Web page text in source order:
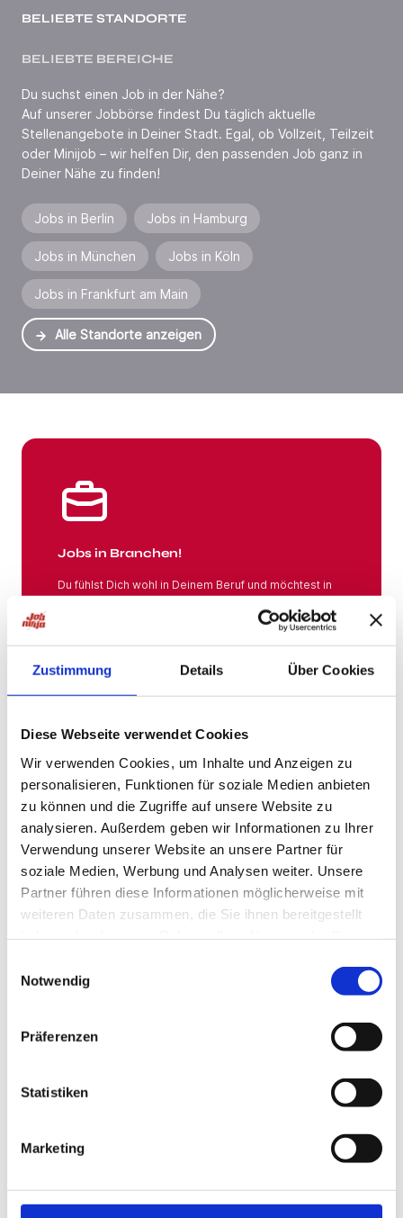
Zustimmung Details Über Cookies
Diese Webseite verwendet Cookies
Wir verwenden Cookies, um Inhalte und Anzeigen zu
personalisieren, Funktionen für soziale Medien anbieten
zu können und die Zugriffe auf unsere Website zu
analysieren. Außerdem geben wir Informationen zu Ihrer
Verwendung unserer Website an unsere Partner für
soziale Medien, Werbung und Analysen weiter. Unsere
Partner führen diese Informationen möglicherweise mit
weiteren Daten zusammen, die Sie ihnen bereitgestellt
Notwendig
Präferenzen
Statistiken
Marketing
BELIEBTE STANDORTE
BELIEBTE BEREICHE
Du suchst einen Job in der Nähe?
Auf unserer Jobbörse findest Du täglich aktuelle
Stellenangebote in Deiner Stadt. Egal, ob Vollzeit, Teilzeit
oder Minijob – wir helfen Dir, den passenden Job ganz in
Deiner Nähe zu finden!
Jobs in Berlin Jobs in Hamburg
Jobs in München Jobs in Köln
Jobs in Frankfurt am Main
Alle Standorte anzeigen
Jobs in Branchen!
Du fühlst Dich wohl in Deinem Beruf und möchtest in
Mehr
Jobs in Branchen
Jobs in der Nähe!
Auf unserer Plattform findest Du eine große Auswahl
an Stellenangeboten, die nach Städten sortiert sind,
suchen kannst. Egal, ob Du eine neue
Herausforderung suchst, einen beruflichen Wechsel
planst oder einfach eine Stelle in Deinem aktuellen
Hast Du keine Lust und Zeit, auf Jobbörsen jede
Stellenanzeige zu durchsuchen? Teste die "Jobsuche
Dir Jobs vorschlagen, die zu Dir passen.